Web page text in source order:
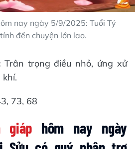
nay ngày 5/9/2025: Tuổi Tý
đến chuyện lớn lao.
Trân trọng điều nhỏ, ứng xử
khí.
73, 68
giáp hôm nay ngày